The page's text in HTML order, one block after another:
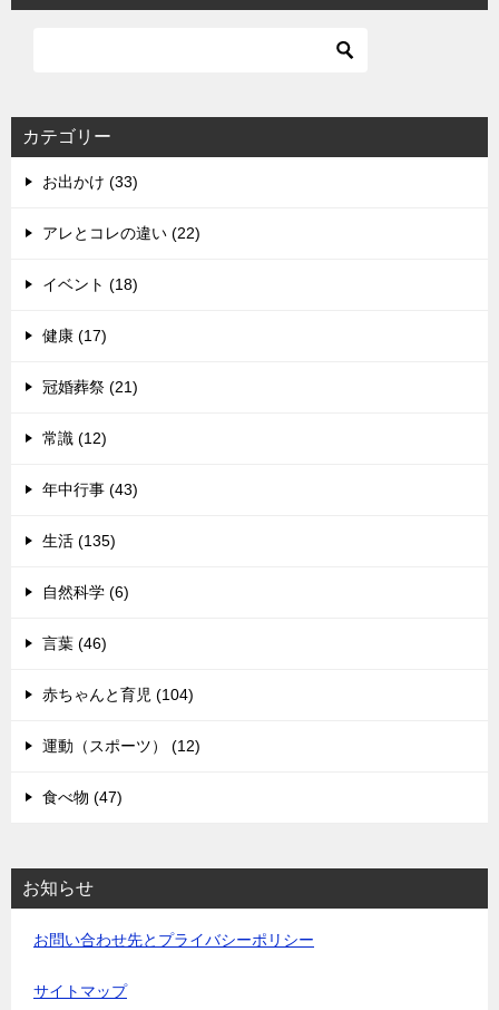
カテゴリー
お出かけ (33)
アレとコレの違い (22)
イベント (18)
健康 (17)
冠婚葬祭 (21)
常識 (12)
年中行事 (43)
生活 (135)
自然科学 (6)
言葉 (46)
赤ちゃんと育児 (104)
運動（スポーツ） (12)
食べ物 (47)
お知らせ
お問い合わせ先とプライバシーポリシー
サイトマップ